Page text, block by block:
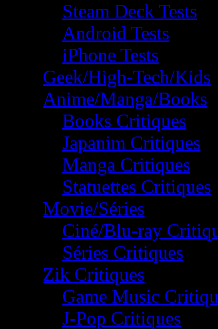
Steam Deck Tests
Android Tests
iPhone Tests
Geek/High-Tech/Kids
Anime/Manga/Books
Books Critiques
Japanim Critiques
Manga Critiques
Statuettes Critiques
Movie/Séries
Ciné/Blu-ray
Séries Critiques
Zik Critiques
Game Music
J-Pop Critiques